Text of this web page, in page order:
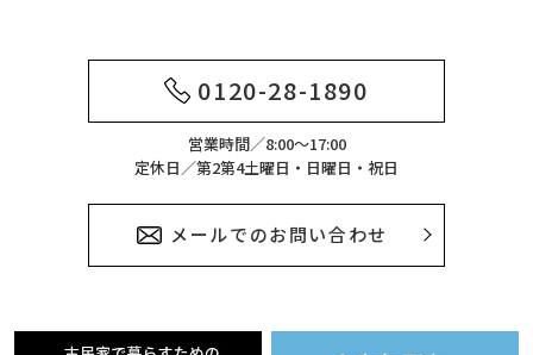
0120-28-1890
営業時間／8:00～17:00
定休日／第2第4土曜日・日曜日・祝日
メールでのお問い合わせ